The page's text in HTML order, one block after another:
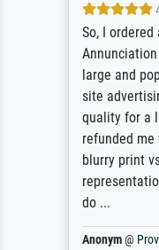
So, I ordered
Annunciation
large and
site
quality for a
refunded me
blurry print
do ...
Anonym@